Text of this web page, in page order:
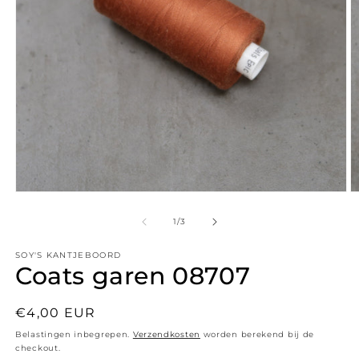
1/van
3
SOY'S KANTJEBOORD
Coats garen 08707
Normale prijs
€4,00 EUR
Belastingen inbegrepen. Verzendkosten worden berekend bij de
checkout.